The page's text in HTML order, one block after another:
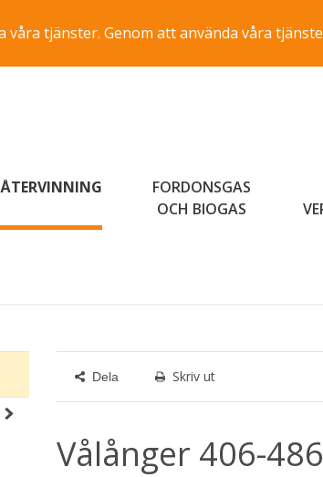
våra tjänster. Genom att använda våra
ÅTERVINNING
FORDONSGAS
OCH BIOGAS
Dela Skriv ut
Vålånger 406-486